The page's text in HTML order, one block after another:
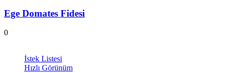
Ege Domates Fidesi
0
İstek Listesi
Hızlı Görünüm